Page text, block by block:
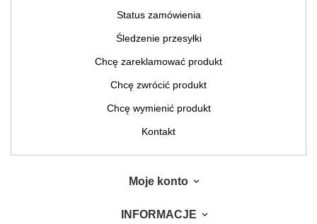
Status zamówienia
Śledzenie przesyłki
Chcę zareklamować produkt
Chcę zwrócić produkt
Chcę wymienić produkt
Kontakt
Moje konto
INFORMACJE